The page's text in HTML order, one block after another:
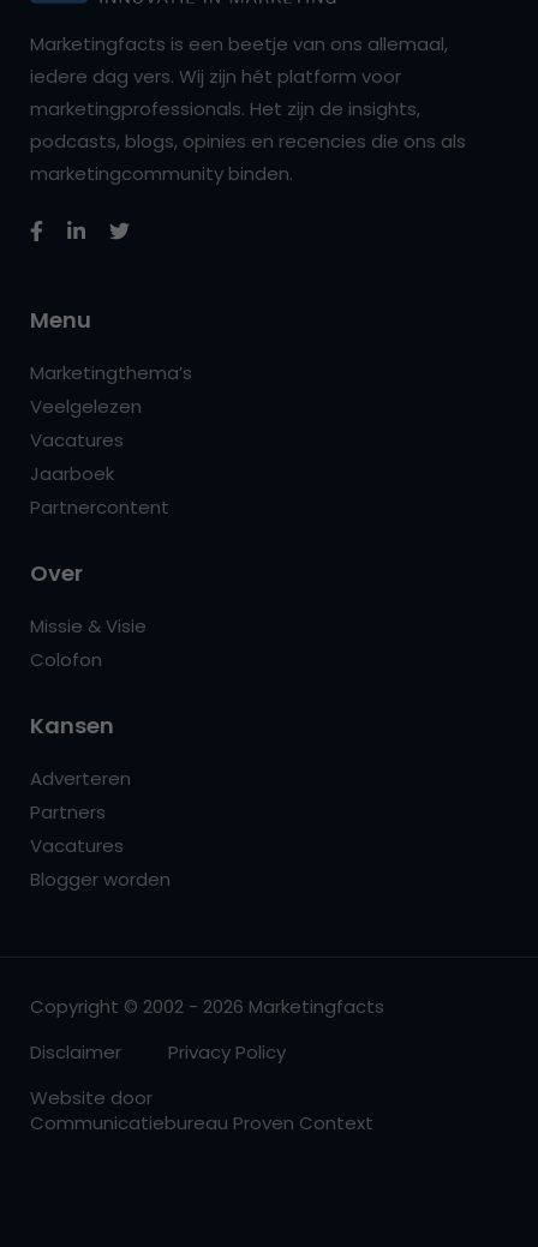
Marketingfacts is een beetje van ons allemaal,
iedere dag vers. Wij zijn hét platform voor
marketingprofessionals. Het zijn de insights,
podcasts, blogs, opinies en recencies die ons als
marketingcommunity binden.
Menu
Marketingthema’s
Veelgelezen
Vacatures
Jaarboek
Partnercontent
Over
Missie & Visie
Colofon
Kansen
Adverteren
Partners
Vacatures
Blogger worden
Copyright © 2002 - 2026 Marketingfacts
Disclaimer
Privacy Policy
Website door
Communicatiebureau Proven Context